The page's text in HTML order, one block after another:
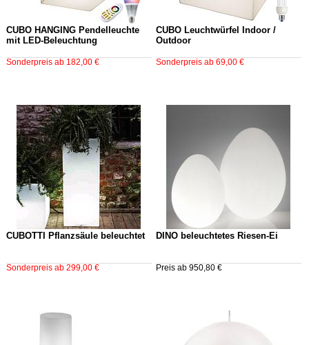
CUBO HANGING Pendelleuchte
mit LED-Beleuchtung
Sonderpreis ab 182,00 €
CUBO Leuchtwürfel Indoor /
Outdoor
Sonderpreis ab 69,00 €
CUBOTTI Pflanzsäule beleuchtet
Sonderpreis ab 299,00 €
DINO beleuchtetes Riesen-Ei
Preis ab 950,80 €